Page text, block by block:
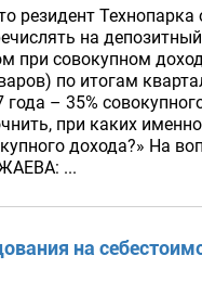
резидент
на
при совокупном
по итогам
– 35%
при каких
дохода?» На
...
на